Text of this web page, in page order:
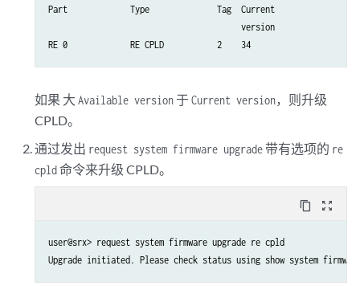
Part             Type              Tag  Current
version
RE 0             RE CPLD           2    34
如果 大Available version 于Current version，则升级
CPLD。
通过发出 request system firmware upgrade带有选项的 re
cpld命令来升级 CPLD。
content_copy zoom_out_map
user@srx> request system firmware upgrade re cpld
Upgrade initiated. Please check status using show system